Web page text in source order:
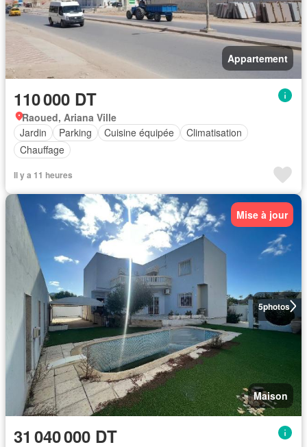
Appartement
110 000 DT
Raoued, Ariana Ville
Jardin
Parking Cuisine équipée
Climatisation
Chauffage
Il y a 11 heures
5photos
Mise à jour
Maison
31 040 000 DT